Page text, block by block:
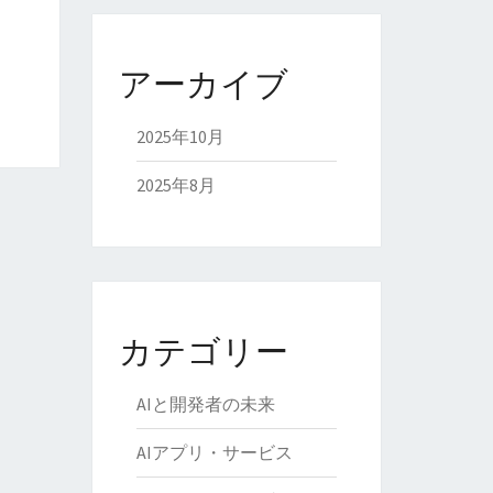
アーカイブ
2025年10月
2025年8月
カテゴリー
AIと開発者の未来
AIアプリ・サービス